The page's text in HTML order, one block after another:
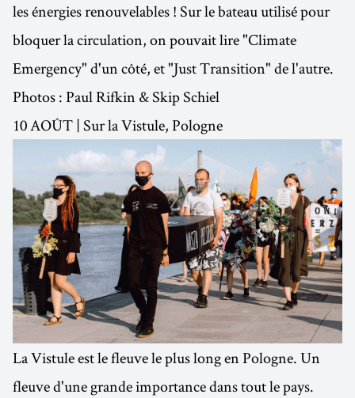
les énergies renouvelables ! Sur le bateau utilisé pour
bloquer la circulation, on pouvait lire "Climate
Emergency" d'un côté, et "Just Transition" de l'autre.
Photos : Paul Rifkin & Skip Schiel
10 AOÛT | Sur la Vistule, Pologne
La Vistule est le fleuve le plus long en Pologne. Un
fleuve d'une grande importance dans tout le pays.